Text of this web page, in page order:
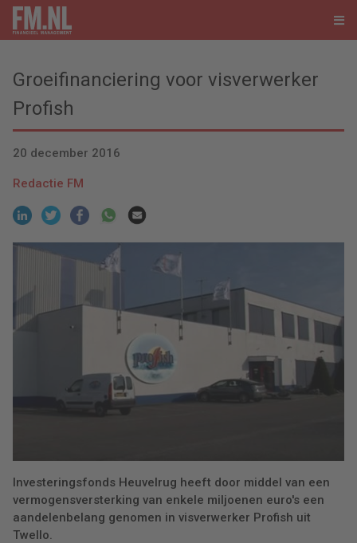
Groeifinanciering voor visverwerker
Profish
20 december 2016
Redactie FM
Investeringsfonds Heuvelrug heeft door middel van een
vermogensversterking van enkele miljoenen euro's een
aandelenbelang genomen in visverwerker Profish uit
Twello.